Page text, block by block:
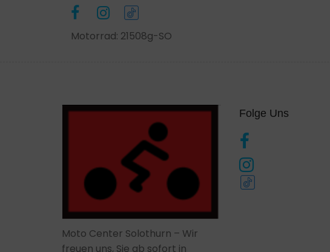
Motorrad: 21508g-SO
Moto Center Solothurn – Wir
freuen uns, Sie ab sofort in
Folge Uns